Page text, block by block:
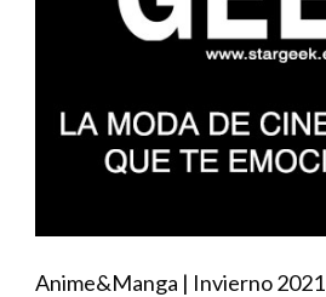
Anime&Manga | Invierno 2021